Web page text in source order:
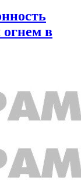
огнем в